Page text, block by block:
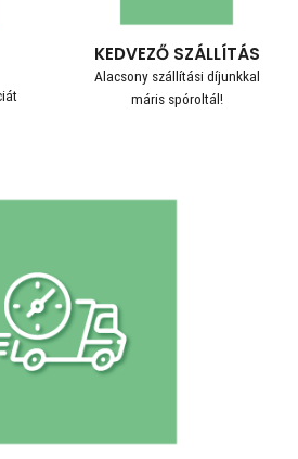
KEDVEZŐ SZÁLLÍTÁS
Alacsony szállítási díjunkkal
máris spóroltál!